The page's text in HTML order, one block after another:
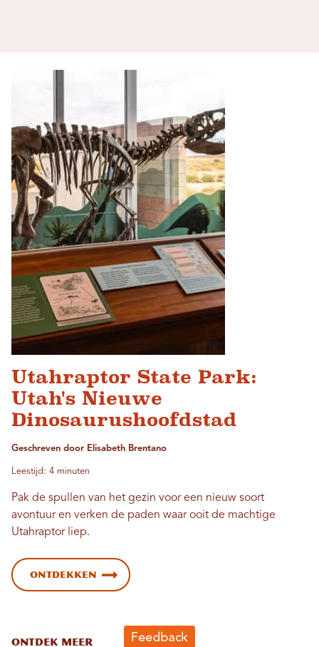
Utahraptor State Park:
Utah's Nieuwe
Dinosaurushoofdstad
Geschreven door Elisabeth Brentano
Leestijd: 4 minuten
Pak de spullen van het gezin voor een nieuw soort
avontuur en verken de paden waar ooit de machtige
Utahraptor liep.
Ontdekken
ONTDEK MEER